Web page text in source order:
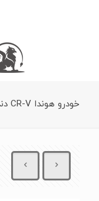
خودرو هوندا CR-V دنده ای سال 1998